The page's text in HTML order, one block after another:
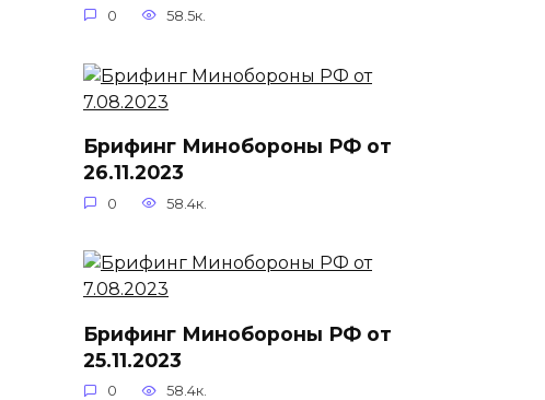
0 58.5к.
Брифинг Минобороны РФ от
26.11.2023
0 58.4к.
Брифинг Минобороны РФ от
25.11.2023
0 58.4к.